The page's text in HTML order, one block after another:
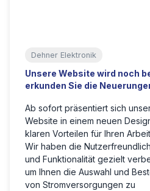
Dehner Elektronik
Unsere Website wird noch
erkunden Sie die
Ab sofort präsentiert sich
Website in einem neuen
klaren Vorteilen für Ihren
Wir haben die
und Funktionalität gezielt
um Ihnen die Auswahl und
von Stromversorgungen zu